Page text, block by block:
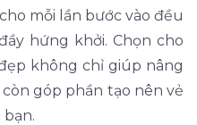
mỗi lần bước vào đều
hứng khởi. Chọn cho
không chỉ giúp nâng
góp phần tạo nên vẻ